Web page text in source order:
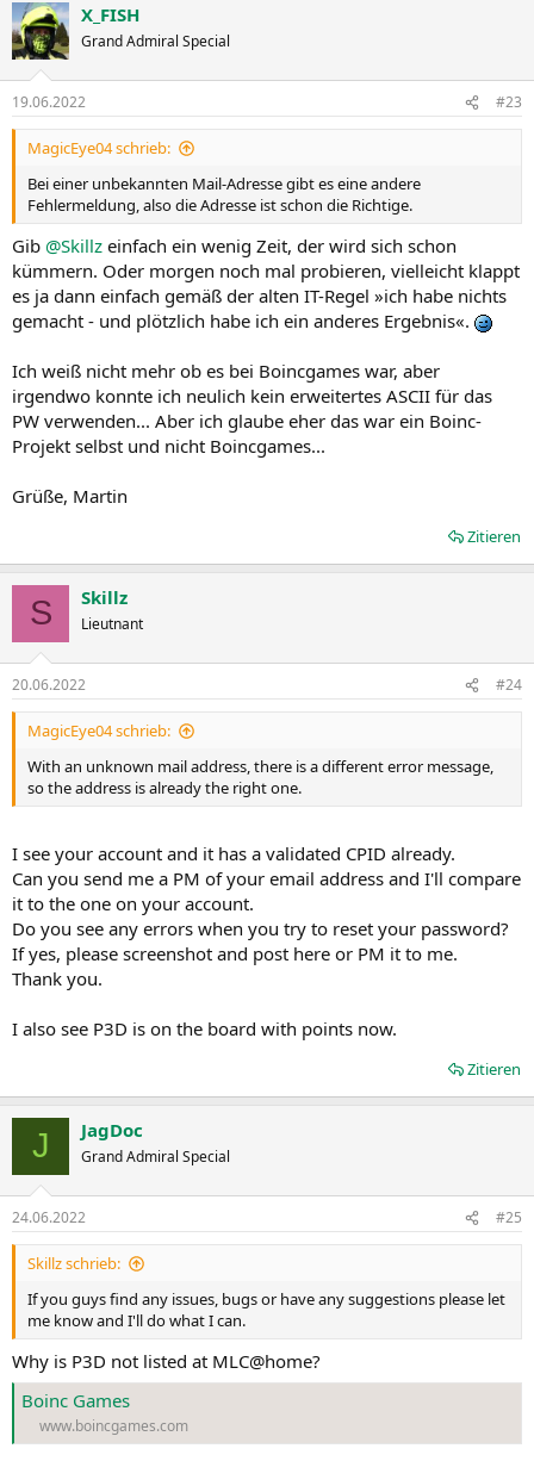
X_FISH
Grand Admiral Special
19.06.2022 #23
MagicEye04 schrieb:
Bei einer unbekannten Mail-Adresse gibt es eine andere
Fehlermeldung, also die Adresse ist schon die Richtige.
Gib @Skillz einfach ein wenig Zeit, der wird sich schon
kümmern. Oder morgen noch mal probieren, vielleicht klappt
es ja dann einfach gemäß der alten IT-Regel »ich habe nichts
gemacht - und plötzlich habe ich ein anderes Ergebnis«.
Ich weiß nicht mehr ob es bei Boincgames war, aber
irgendwo konnte ich neulich kein erweitertes ASCII für das
PW verwenden... Aber ich glaube eher das war ein Boinc-
Projekt selbst und nicht Boincgames...
Grüße, Martin
Zitieren
S Skillz
Lieutnant
20.06.2022 #24
MagicEye04 schrieb:
With an unknown mail address, there is a different error message,
so the address is already the right one.
I see your account and it has a validated CPID already.
Can you send me a PM of your email address and I'll compare
it to the one on your account.
Do you see any errors when you try to reset your password?
If yes, please screenshot and post here or PM it to me.
Thank you.
I also see P3D is on the board with points now.
Zitieren
J JagDoc
Grand Admiral Special
24.06.2022 #25
Skillz schrieb:
If you guys find any issues, bugs or have any suggestions please let
me know and I'll do what I can.
Why is P3D not listed at MLC@home?
Boinc Games
www.boincgames.com